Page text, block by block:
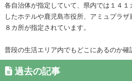
各自治体が指定していて、県内では１４
したホテルや鹿児島市役所、アミュプラ
８カ所が指定されています。
普段の生活エリア内でもどこにあるのか確
過去の記事